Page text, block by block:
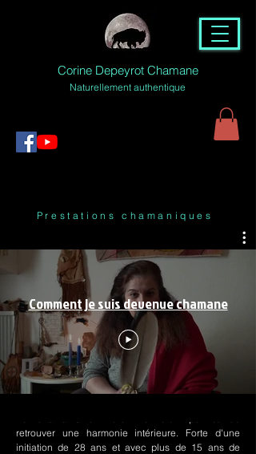
Corine Depeyrot Chamane
Naturellement authentique
Prestations chamaniques
Comment je suis devenue chamane
retrouver une harmonie intérieure. Forte d'une
initiation de 28 ans et avec plus de 15 ans de